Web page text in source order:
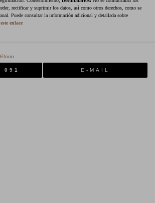
rectificar y suprimir los datos, así como otros derechos, como se
Puede consultar la información adicional y detallada sobre
este enlace
091 E-MAIL